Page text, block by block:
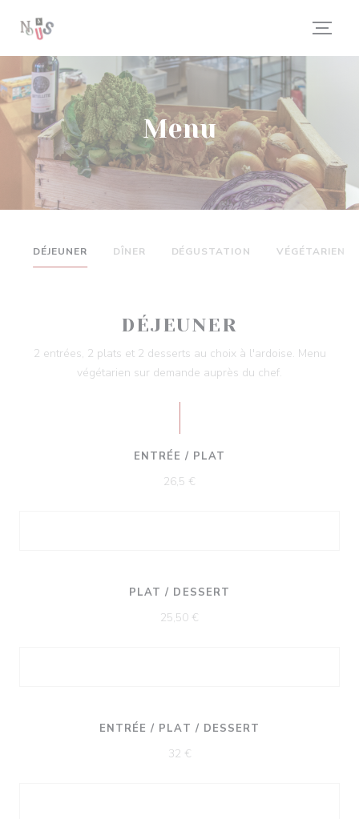
Menu
DÉJEUNER DÎNER DÉGUSTATION VÉGÉTARIEN
DÉJEUNER
2 entrées, 2 plats et 2 desserts au choix à l'ardoise. Menu
végétarien sur demande auprès du chef.
ENTRÉE / PLAT
26,5 €
PLAT / DESSERT
25,50 €
ENTRÉE / PLAT / DESSERT
32 €